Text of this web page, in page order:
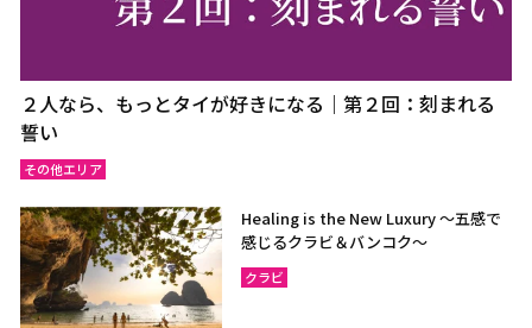
２人なら、もっとタイが好きになる｜第２回：刻まれる
誓い
その他エリア
Healing is the New Luxury ～五感で
感じるクラビ＆バンコク～
クラビ